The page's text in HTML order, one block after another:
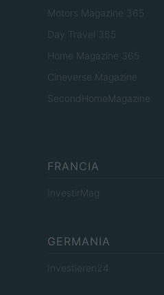
Motors Magazine 365
Day Travel 365
Home Magazine 365
Cineverse Magazine
SecondHomeMagazine
FRANCIA
InvestirMag
GERMANIA
Investieren24